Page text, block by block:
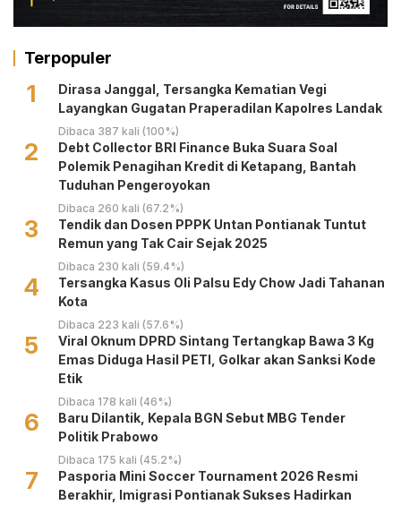
Terpopuler
1
Dirasa Janggal, Tersangka Kematian Vegi
Layangkan Gugatan Praperadilan Kapolres Landak
Dibaca 387 kali (100%)
2
Debt Collector BRI Finance Buka Suara Soal
Polemik Penagihan Kredit di Ketapang, Bantah
Tuduhan Pengeroyokan
Dibaca 260 kali (67.2%)
3
Tendik dan Dosen PPPK Untan Pontianak Tuntut
Remun yang Tak Cair Sejak 2025
Dibaca 230 kali (59.4%)
4
Tersangka Kasus Oli Palsu Edy Chow Jadi Tahanan
Kota
Dibaca 223 kali (57.6%)
5
Viral Oknum DPRD Sintang Tertangkap Bawa 3 Kg
Emas Diduga Hasil PETI, Golkar akan Sanksi Kode
Etik
Dibaca 178 kali (46%)
6
Baru Dilantik, Kepala BGN Sebut MBG Tender
Politik Prabowo
Dibaca 175 kali (45.2%)
7
Pasporia Mini Soccer Tournament 2026 Resmi
Berakhir, Imigrasi Pontianak Sukses Hadirkan